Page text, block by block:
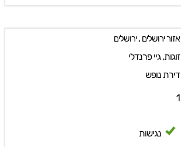
אזור ירושלים,ירושלים
זוגות, גיי פרנדלי
דירת נופש
1
נגישות